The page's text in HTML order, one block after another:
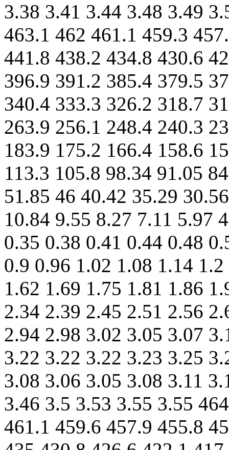
3.38 3.41 3.44 3.48 3.49
463.1 462 461.1 459.3
441.8 438.2 434.8 430.6
396.9 391.2 385.4 379.5
340.4 333.3 326.2 318.7
263.9 256.1 248.4 240.3
183.9 175.2 166.4 158.6
113.3 105.8 98.34 91.05
51.85 46 40.42 35.29
10.84 9.55 8.27 7.11 5.97
0.35 0.38 0.41 0.44 0.48
0.9 0.96 1.02 1.08 1.14
1.62 1.69 1.75 1.81 1.86
2.34 2.39 2.45 2.51 2.56
2.94 2.98 3.02 3.05 3.07
3.22 3.22 3.22 3.23 3.25
3.08 3.06 3.05 3.08 3.11
3.46 3.5 3.53 3.55 3.55
461.1 459.6 457.9 455.8